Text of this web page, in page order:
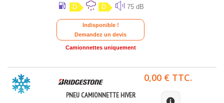
D D 75 dB
Indisponible !
Demandez un devis
Camionnettes uniquement
PNEU CAMIONNETTE HIVER
0,00 € TTC.